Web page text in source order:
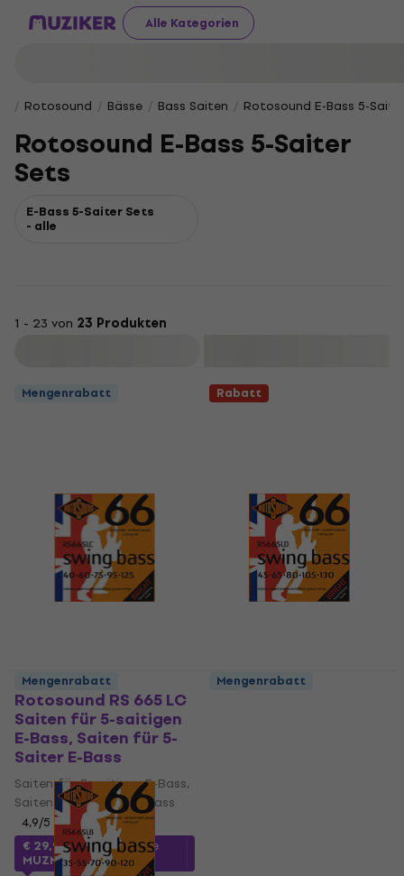
Alle Kategorien
Rotosound Bässe Bass Saiten Rotosound E-Bass 5-
Rotosound E-Bass 5-Saiter
Sets
E-Bass 5-Saiter Sets
- alle
1 - 23 von 23 Produkten
Mengenrabatt
Rotosound RS 665 LC
Saiten für 5-saitigen
E-Bass, Saiten für 5-
Saiter E-Bass
Saiten für 5-saitigen E-Bass,
Saiten für 5-Saiter E-Bass
4,9/5
€ 29,90mit dem Code
MUZMUZ-10
Rabatt
Mengenrabatt Mengenrabatt